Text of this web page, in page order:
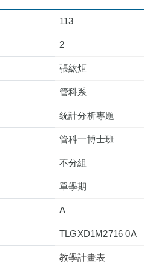
113
2
張紘炬
管科系
統計分析專題
管科一博士班
不分組
單學期
A
TLGXD1M2716 0A
教學計畫表